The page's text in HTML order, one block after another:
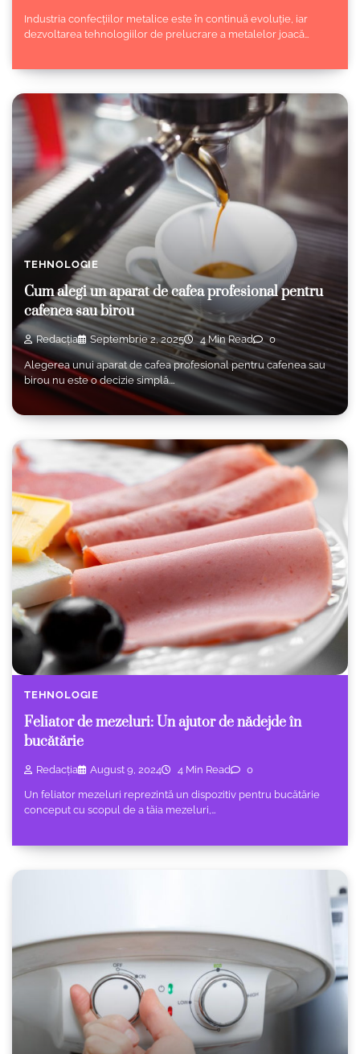
Industria confecțiilor metalice este în continuă evoluție, iar
dezvoltarea tehnologiilor de prelucrare a metalelor joacă…
TEHNOLOGIE
Cum alegi un aparat de cafea profesional pentru
cafenea sau birou
Redacția Septembrie 2, 2025 4 Min Read 0
Alegerea unui aparat de cafea profesional pentru cafenea sau
birou nu este o decizie simplă.…
TEHNOLOGIE
Feliator de mezeluri: Un ajutor de nădejde în
bucătărie
Redacția August 9, 2024 4 Min Read 0
Un feliator mezeluri reprezintă un dispozitiv pentru bucătărie
conceput cu scopul de a tăia mezeluri,…